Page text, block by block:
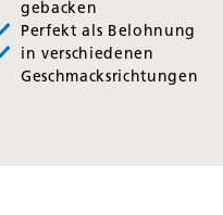
gebacken
Perfekt als Belohnung
in verschiedenen
Geschmacksrichtungen